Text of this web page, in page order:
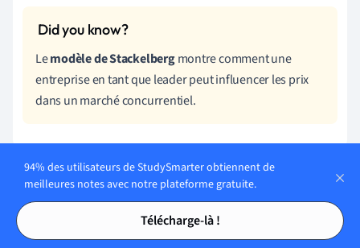
Tables des matières
Tables des matières
Lemodèle de Stackelbergmontre comment une
entreprise en tant que leader peut influencer les prix
dans un marché concurrentiel.
Stratégie des prix exemple et techniques
Analyser les techniques destratégie des prix
pour comprendre comment maximiser à la fois les profits et
94% des utilisateurs de StudySmarter obtiennent de
meilleures notes avec notre plateforme gratuite.
Télécharge-là !